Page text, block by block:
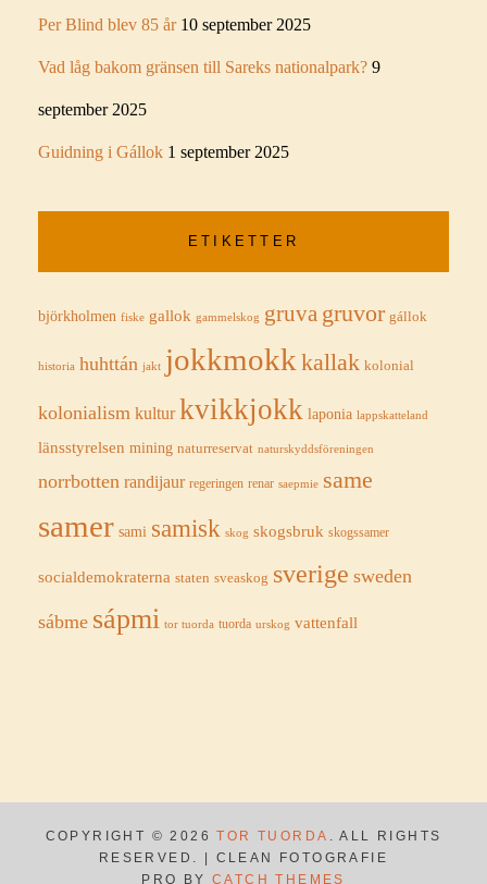
Per Blind blev 85 år 10 september 2025
Vad låg bakom gränsen till Sareks nationalpark? 9
september 2025
Guidning i Gállok 1 september 2025
ETIKETTER
björkholmen fiske gallok gammelskog gruva gruvor gállok
historia huhttán jakt jokkmokk kallak kolonial
kolonialism kultur kvikkjokk laponia lappskatteland
länsstyrelsen mining naturreservat naturskyddsföreningen
norrbotten randijaur regeringen renar saepmie same
samer sami samisk skog skogsbruk skogssamer
socialdemokraterna staten sveaskog sverige sweden
sábme sápmi tor tuorda tuorda urskog vattenfall
COPYRIGHT © 2026TOR TUORDA . ALL RIGHTS
RESERVED. | CLEAN FOTOGRAFIE
PRO BY CATCH THEMES